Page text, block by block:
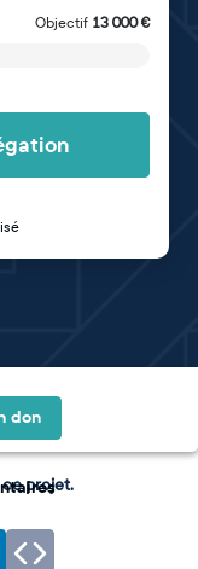
Objectif 13 000€
don
projet.